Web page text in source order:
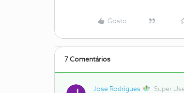
Gosto
7 Comentários
Jose Rodrigues Super